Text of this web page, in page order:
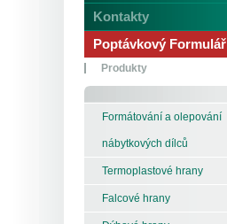
Kontakty
Poptávkový Formulář
Produkty
Formátování a olepování
nábytkových dílců
Termoplastové hrany
Falcové hrany